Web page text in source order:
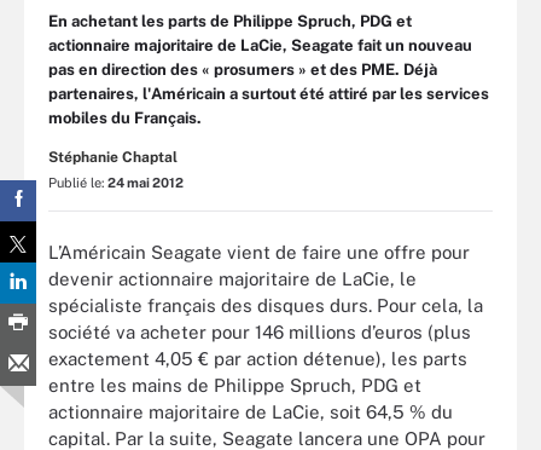
En achetant les parts de Philippe Spruch, PDG et
actionnaire majoritaire de LaCie, Seagate fait un nouveau
pas en direction des « prosumers » et des PME. Déjà
partenaires, l'Américain a surtout été attiré par les services
mobiles du Français.
Stéphanie Chaptal
Publié le: 24 mai 2012
L’Américain Seagate vient de faire une offre pour
devenir actionnaire majoritaire de LaCie, le
spécialiste français des disques durs. Pour cela, la
société va acheter pour 146 millions d’euros (plus
exactement 4,05 € par action détenue), les parts
entre les mains de Philippe Spruch, PDG et
actionnaire majoritaire de LaCie, soit 64,5 % du
capital. Par la suite, Seagate lancera une OPA pour